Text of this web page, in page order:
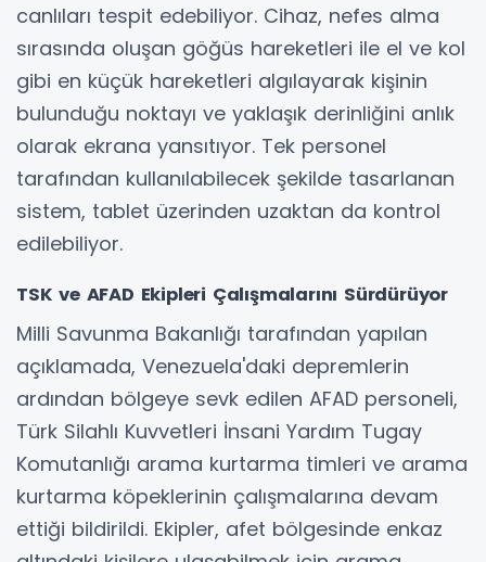
canlıları tespit edebiliyor. Cihaz, nefes alma
sırasında oluşan göğüs hareketleri ile el ve kol
gibi en küçük hareketleri algılayarak kişinin
bulunduğu noktayı ve yaklaşık derinliğini anlık
olarak ekrana yansıtıyor. Tek personel
tarafından kullanılabilecek şekilde tasarlanan
sistem, tablet üzerinden uzaktan da kontrol
edilebiliyor.
TSK ve AFAD Ekipleri Çalışmalarını Sürdürüyor
Milli Savunma Bakanlığı tarafından yapılan
açıklamada, Venezuela'daki depremlerin
ardından bölgeye sevk edilen AFAD personeli,
Türk Silahlı Kuvvetleri İnsani Yardım Tugay
Komutanlığı arama kurtarma timleri ve arama
kurtarma köpeklerinin çalışmalarına devam
ettiği bildirildi. Ekipler, afet bölgesinde enkaz